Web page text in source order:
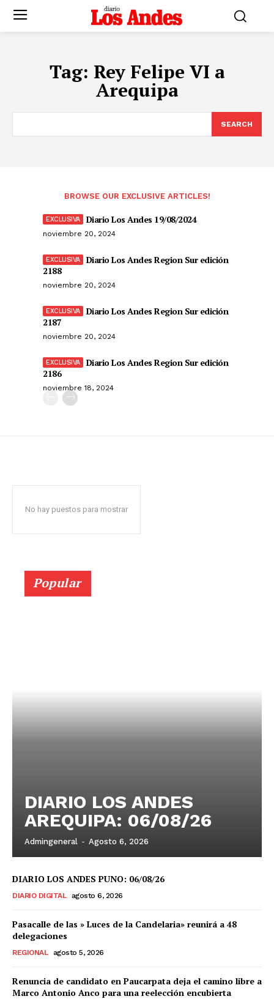
Tag: Rey Felipe VI a
Arequipa
SEARCH
BROWSE OUR EXCLUSIVE ARTICLES!
Diario Los Andes 19/08/2024
noviembre 20, 2024
Diario Los Andes Region Sur edición
2188
noviembre 20, 2024
Diario Los Andes Region Sur edición
2187
noviembre 20, 2024
Diario Los Andes Region Sur edición
2186
noviembre 18, 2024
No hay puestos para mostrar
Popular
DIARIO LOS ANDES
AREQUIPA: 06/08/26
Admingeneral - Agosto 6, 2026
DIARIO LOS ANDES PUNO: 06/08/26
DIARIO DIGITAL agosto 6, 2026
Pasacalle de las » Luces de la Candelaria» reunirá a 48
delegaciones
REGIONAL agosto 5, 2026
Renuncia de candidato en Paucarpata deja el camino libre a
Marco Antonio Anco para una reelección encubierta